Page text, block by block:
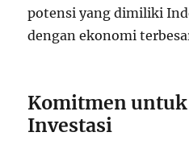
potensi yang dimiliki
dengan ekonomi
Komitmen
Investasi